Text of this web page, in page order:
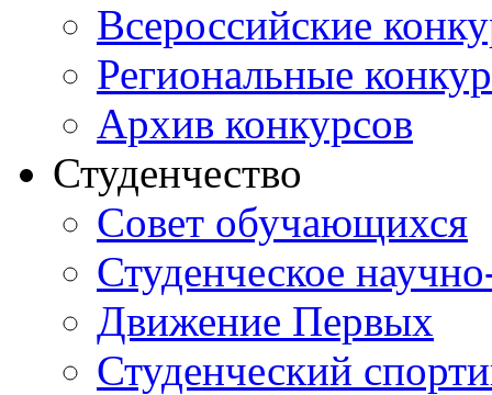
Всероссийские
Региональные
Архив конкурсов
Студенчество
Совет обучающихся
Студенческое
Движение Первых
Студенческий